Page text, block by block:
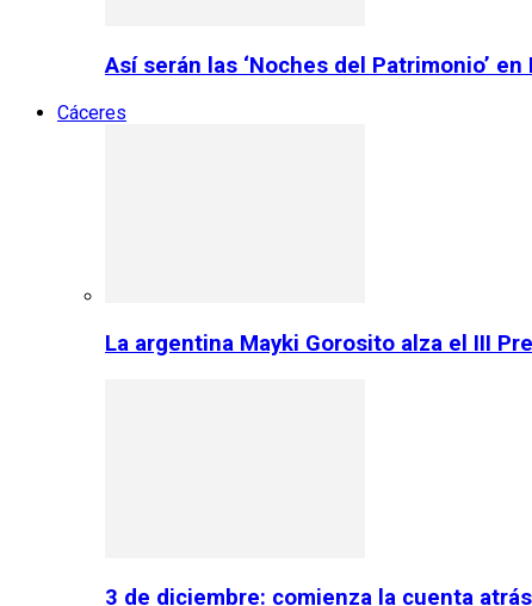
Así serán las ‘Noches del Patrimonio’
Cáceres
La argentina Mayki Gorosito alza el III
3 de diciembre: comienza la cuenta atrás